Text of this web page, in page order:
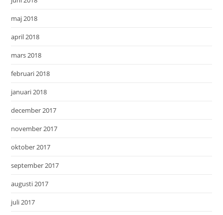
maj 2018
april 2018
mars 2018
februari 2018
januari 2018
december 2017
november 2017
oktober 2017
september 2017
augusti 2017
juli 2017